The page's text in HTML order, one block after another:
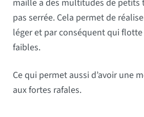
maille a des multitudes de petits
pas serrée. Cela permet de
léger et par conséquent qui
faibles.
Ce qui permet aussi d’avoir une
aux fortes rafales.